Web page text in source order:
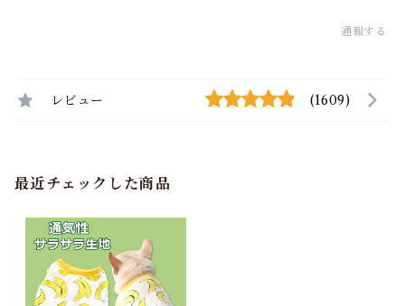
通報する
レビュー (1609)
最近チェックした商品